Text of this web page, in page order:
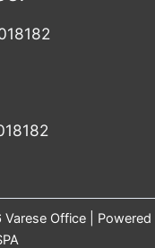
Office | Powered